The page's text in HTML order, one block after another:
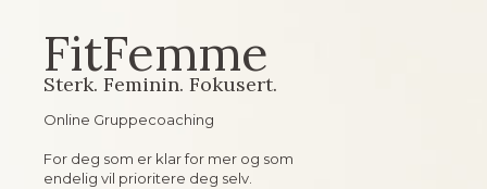
FitFemme
Sterk. Feminin. Fokusert.
Online Gruppecoaching
For deg som er klar for mer og som
endelig vil prioritere deg selv.